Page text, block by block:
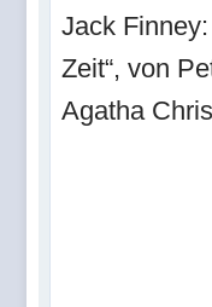
Jack
Zeit“, von
Agatha